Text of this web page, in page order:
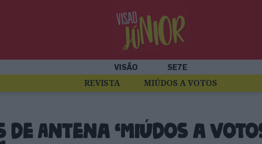
VISÃO SE7E
REVISTA MIÚDOS A VOTOS
de Antena ‘Miúdos a